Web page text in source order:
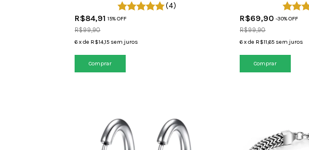
(4)
R$84,91 15% OFF
R$99,90
6xde R$14,15 sem juros
Comprar
R$69,90-30% OFF
R$99,90
6xde R$11,65 sem juros
Comprar